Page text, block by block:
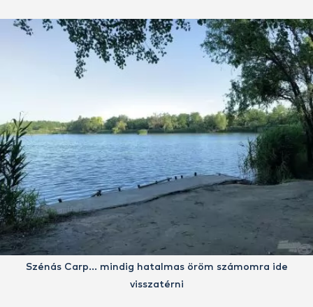
Szénás Carp… mindig hatalmas öröm számomra ide
visszatérni